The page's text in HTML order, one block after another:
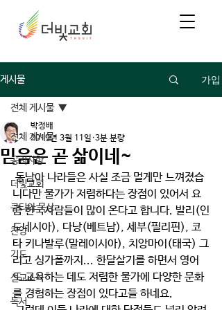
게시물 가입
전체 게시물
공지사항
더빛교회
큐티와 묵상
찬양
기도
선교소식
독서
전체 게시물
믿음은 곧 삶이네~
박정배
2019년 3월 11일 3분 분량
동남아 나라들은 사실 조금 멀게만 느껴졌습
니다만 물가가 저렴하다는 장점이 있어서 요
즘 한국사람들이 많이 온다고 합니다. 발리(인
도네시아), 다낭(베트남), 세부(필리핀), 코
타 키나발루(말레이시아), 치앙마이(태국) 그
리고 싱가폴까지... 한달살기를 하면서 영어
도 교육하는 데도 저렴한 물가에 다양한 문화
를 경험하는 장점이 있다고들 하네요.